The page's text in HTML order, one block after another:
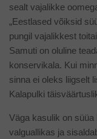
sealt vajalikke
„Eestlased võiksid
pungil vajalikkest
Samuti on oluline
konservikala. Kui
sinna ei oleks liigselt
Kalapulki
Väga kasulik on
valguallikas ja